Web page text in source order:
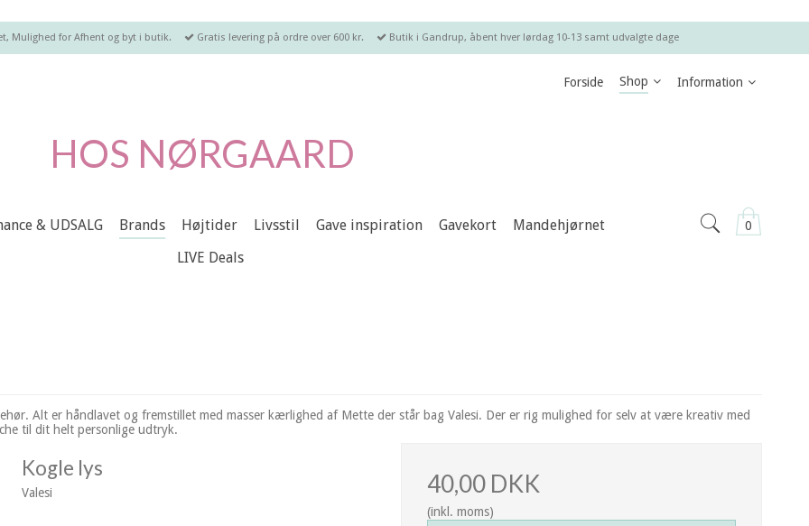
Mulighed for Afhent og byt i butik. Gratis levering på ordre over 600 kr. Butik i Gandrup, åbent hver lørdag 10-13 samt udvalgte dage
Forside Shop Information
HOS NØRGAARD
0
& UDSALG Brands Højtider Livsstil Gave inspiration Gavekort
Mandehjørnet
LIVE Deals
Alt er håndlavet og fremstillet med masser kærlighed af Mette der står bag Valesi. Der er rig mulighed for selv at være kreativ med
til dit helt personlige udtryk.
Kogle lys
Valesi 40,00 DKK
(inkl. moms)